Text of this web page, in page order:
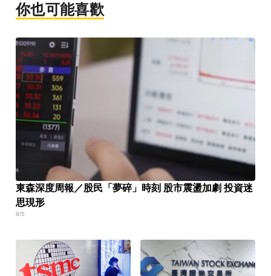
你也可能喜歡
東森深度周報／股民「夢碎」時刻 股市震盪加劇 投資迷
思現形
8/5